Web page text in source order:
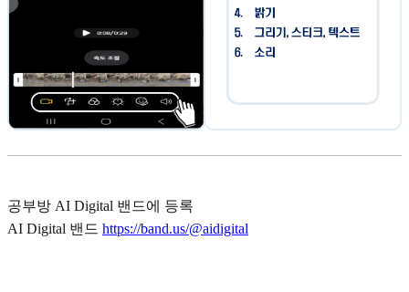
공부방 AI Digital 밴드에 등록
AI Digital 밴드 https://band.us/@aidigital